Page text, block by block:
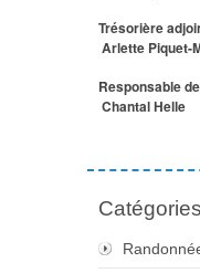
Trésorière
Arlette Piquet-
Responsable
Chantal Helle
Catégories